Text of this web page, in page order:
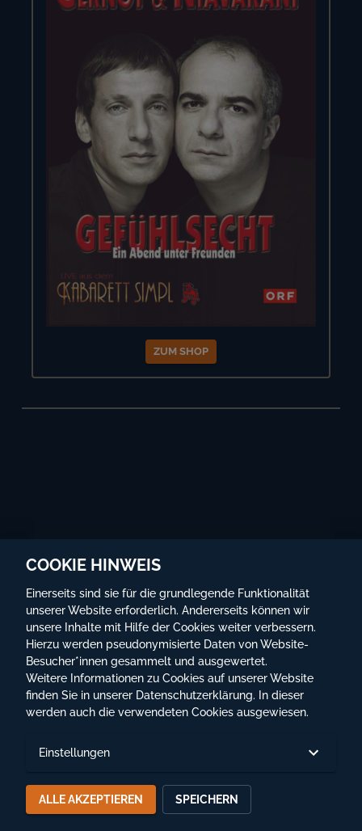
ZUM SHOP
©Globe Wien
Impressum
Hilfe & Kontakt
COOKIE HINWEIS
Einerseits sind sie für die grundlegende Funktionalität
unserer Website erforderlich. Andererseits können wir
unsere Inhalte mit Hilfe der Cookies weiter verbessern.
Hierzu werden pseudonymisierte Daten von Website-
Besucher*innen gesammelt und ausgewertet.
Weitere Informationen zu Cookies auf unserer Website
finden Sie in unserer Datenschutzerklärung. In dieser
werden auch die verwendeten Cookies ausgewiesen.
Einstellungen
ALLE AKZEPTIEREN SPEICHERN